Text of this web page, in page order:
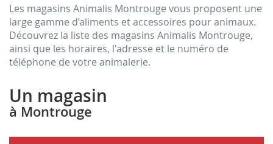
Les magasins Animalis Montrouge vous proposent une
large gamme d’aliments et accessoires pour animaux.
Découvrez la liste des magasins Animalis Montrouge,
ainsi que les horaires, l'adresse et le numéro de
téléphone de votre animalerie.
Un magasin
à Montrouge